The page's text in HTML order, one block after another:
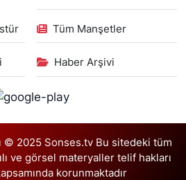
Tüm Manşetler
Haber Arşivi
© 2025 Sonses.tv Bu sitedeki tüm
ve görsel materyaller telif hakları
korunmaktadır